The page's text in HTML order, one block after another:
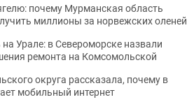
почему Мурманская область
миллионы за норвежских оленей
Урале: в Североморске назвали
ремонта на Комсомольской
округа рассказала, почему в
мобильный интернет